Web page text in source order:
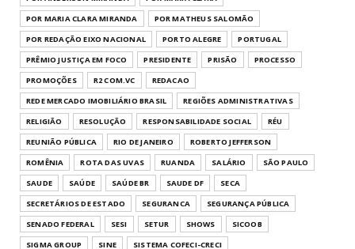
POR MARIA CLARA MIRANDA
POR MATHEUS SALOMÃO
POR REDAÇÃO EIXO NACIONAL
PORTO ALEGRE
PORTUGAL
PRÊMIO JUSTIÇA EM FOCO
PRESIDENTE PRISÃO
PROCESSO
PROMOÇÕES
R2 COM.VC
REDACAO
REDE MERCADO IMOBILIÁRIO BRASIL
REGIÕES ADMINISTRATIVAS
RELIGIÃO
RESOLUÇÃO RESPONSABILIDADE SOCIAL
RÉU
REUNIÃO PÚBLICA
RIO DE JANEIRO
ROBERTO JEFFERSON
ROMÊNIA
ROTA DAS UVAS RUANDA SALÁRIO
SÃO PAULO
SAUDE
SAÚDE SAÚDE BR SAUDE DF
SECA
SECRETÁRIOS DE ESTADO
SEGURANCA
SEGURANÇA PÚBLICA
SENADO FEDERAL
SESI SETUR SHOWS
SICOOB
SIGMA GROUP
SINE SISTEMA COFECI-CRECI